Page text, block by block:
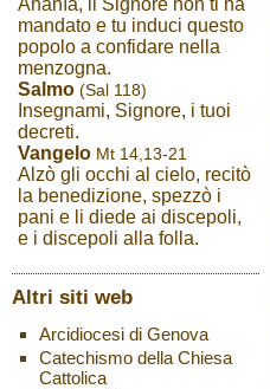
Ananìa, il Signore non ti ha
mandato e tu induci questo
popolo a confidare nella
menzogna.
Salmo (Sal 118)
Insegnami, Signore, i tuoi
decreti.
Vangelo Mt 14,13-21
Alzò gli occhi al cielo, recitò
la benedizione, spezzò i
pani e li diede ai discepoli,
e i discepoli alla folla.
Altri siti web
Arcidiocesi di Genova
Catechismo della Chiesa
Cattolica